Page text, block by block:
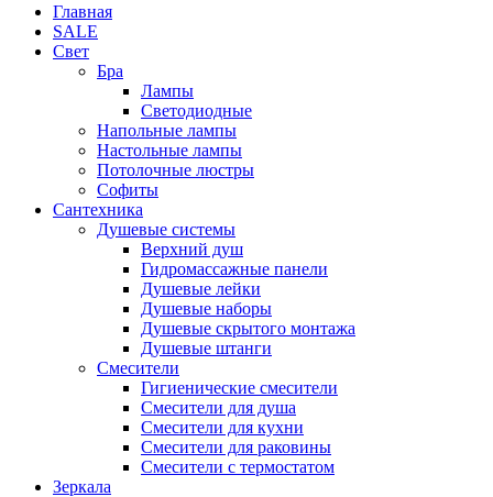
Главная
SALE
Свет
Бра
Лампы
Светодиодные
Напольные лампы
Настольные лампы
Потолочные люстры
Софиты
Сантехника
Душевые системы
Верхний душ
Гидромассажные панели
Душевые лейки
Душевые наборы
Душевые скрытого монтажа
Душевые штанги
Смесители
Гигиенические смесители
Смесители для душа
Смесители для кухни
Смесители для раковины
Смесители с термостатом
Зеркала